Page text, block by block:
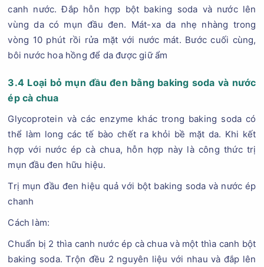
canh nước. Đắp hỗn hợp bột baking soda và nước lên
vùng da có mụn đầu đen. Mát-xa da nhẹ nhàng trong
vòng 10 phút rồi rửa mặt với nước mát. Bước cuối cùng,
bôi nước hoa hồng để da được giữ ẩm
3.4 Loại bỏ mụn đầu đen bằng baking soda và nước
ép cà chua
Glycoprotein và các enzyme khác trong baking soda có
thể làm long các tế bào chết ra khỏi bề mặt da. Khi kết
hợp với nước ép cà chua, hỗn hợp này là công thức trị
mụn đầu đen hữu hiệu.
Trị mụn đầu đen hiệu quả với bột baking soda và nước ép
chanh
Cách làm:
Chuẩn bị 2 thìa canh nước ép cà chua và một thìa canh bột
baking soda. Trộn đều 2 nguyên liệu với nhau và đắp lên